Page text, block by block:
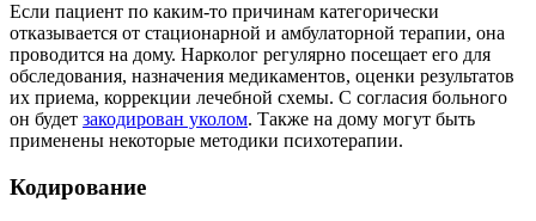
Если пациент по каким-то причинам категорически
отказывается от стационарной и амбулаторной терапии, она
проводится на дому. Нарколог регулярно посещает его для
обследования, назначения медикаментов, оценки результатов
их приема, коррекции лечебной схемы. С согласия больного
он будет закодирован уколом. Также на дому могут быть
применены некоторые методики психотерапии.
Кодирование